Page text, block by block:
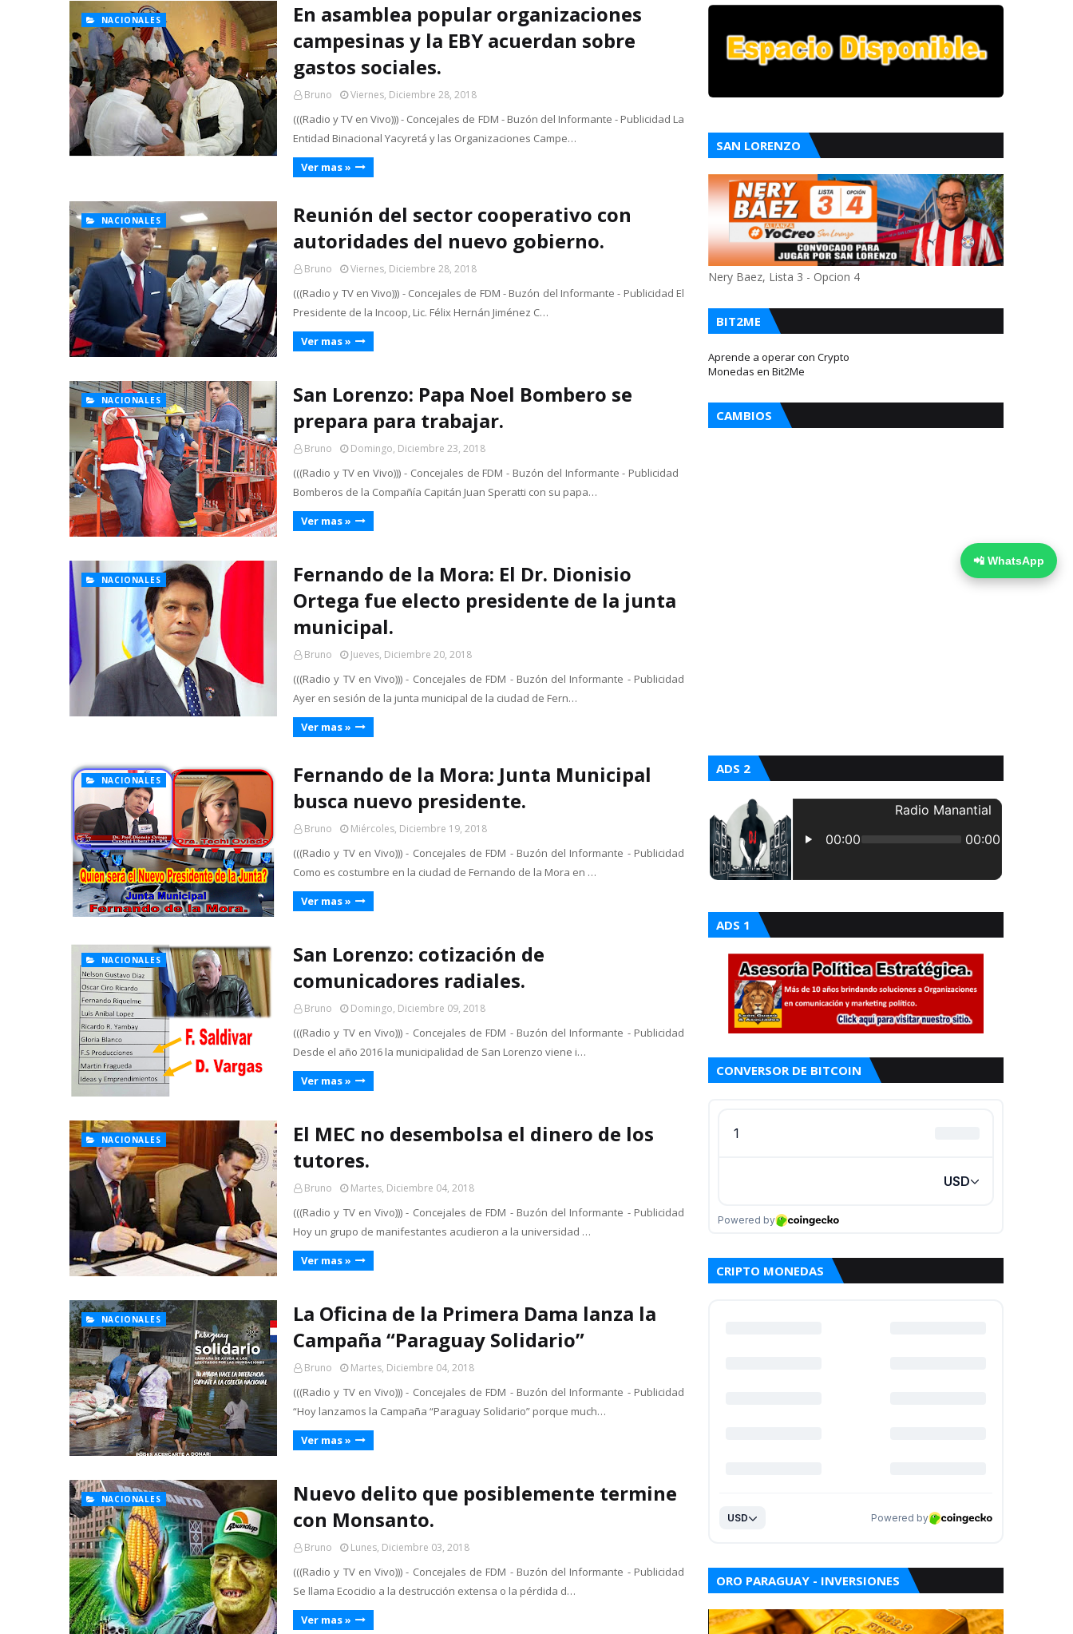
NACIONALES
En asamblea popular organizaciones
campesinas y la EBY acuerdan sobre
gastos sociales.
Bruno Viernes, Diciembre 28, 2018
(((Radio y TV en Vivo))) - Concejales de FDM - Buzón del Informante - Publicidad La
Entidad Binacional Yacyretá y las Organizaciones Campe…
Ver mas »
NACIONALES
Reunión del sector cooperativo con
autoridades del nuevo gobierno.
Bruno Viernes, Diciembre 28, 2018
(((Radio y TV en Vivo))) - Concejales de FDM - Buzón del Informante - Publicidad El
Presidente de la Incoop, Lic. Félix Hernán Jiménez C…
Ver mas »
NACIONALES
San Lorenzo: Papa Noel Bombero se
prepara para trabajar.
Bruno Domingo, Diciembre 23, 2018
(((Radio y TV en Vivo))) - Concejales de FDM - Buzón del Informante - Publicidad
Bomberos de la Compañía Capitán Juan Speratti con su papa…
Ver mas »
NACIONALES
Fernando de la Mora: El Dr. Dionisio
Ortega fue electo presidente de la junta
municipal.
Bruno Jueves, Diciembre 20, 2018
(((Radio y TV en Vivo))) - Concejales de FDM - Buzón del Informante - Publicidad
Ayer en sesión de la junta municipal de la ciudad de Fern…
Ver mas »
NACIONALES
Fernando de la Mora: Junta Municipal
busca nuevo presidente.
Bruno Miércoles, Diciembre 19, 2018
(((Radio y TV en Vivo))) - Concejales de FDM - Buzón del Informante - Publicidad
Como es costumbre en la ciudad de Fernando de la Mora en …
Ver mas »
NACIONALES
San Lorenzo: cotización de
comunicadores radiales.
Bruno Domingo, Diciembre 09, 2018
(((Radio y TV en Vivo))) - Concejales de FDM - Buzón del Informante - Publicidad
Desde el año 2016 la municipalidad de San Lorenzo viene i…
Ver mas »
NACIONALES
El MEC no desembolsa el dinero de los
tutores.
Bruno Martes, Diciembre 04, 2018
(((Radio y TV en Vivo))) - Concejales de FDM - Buzón del Informante - Publicidad
Hoy un grupo de manifestantes acudieron a la universidad …
Ver mas »
NACIONALES
La Oficina de la Primera Dama lanza la
Campaña “Paraguay Solidario”
Bruno Martes, Diciembre 04, 2018
(((Radio y TV en Vivo))) - Concejales de FDM - Buzón del Informante - Publicidad
“Hoy lanzamos la Campaña “Paraguay Solidario” porque much…
Ver mas »
NACIONALES
Nuevo delito que posiblemente termine
con Monsanto.
Bruno Lunes, Diciembre 03, 2018
(((Radio y TV en Vivo))) - Concejales de FDM - Buzón del Informante - Publicidad
Se llama Ecocidio a la destrucción extensa o la pérdida d…
Ver mas »
SAN LORENZO
Nery Baez, Lista 3 - Opcion 4
BIT2ME
Aprende a operar con Crypto
Monedas en Bit2Me
CAMBIOS
ADS 2
ADS 1
CONVERSOR DE BITCOIN
CRIPTO MONEDAS
ORO PARAGUAY - INVERSIONES
📲 WhatsApp